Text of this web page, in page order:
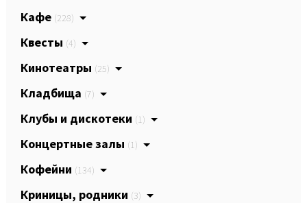
Кафе (228)
Квесты (4)
Кинотеатры (25)
Кладбища (7)
Клубы и дискотеки (1)
Концертные залы (1)
Кофейни (134)
Криницы, родники (3)